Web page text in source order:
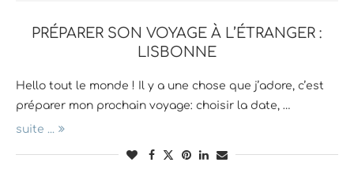
PRÉPARER SON VOYAGE À L’ÉTRANGER :
LISBONNE
Hello tout le monde ! Il y a une chose que j’adore, c’est
préparer mon prochain voyage: choisir la date, …
suite ...